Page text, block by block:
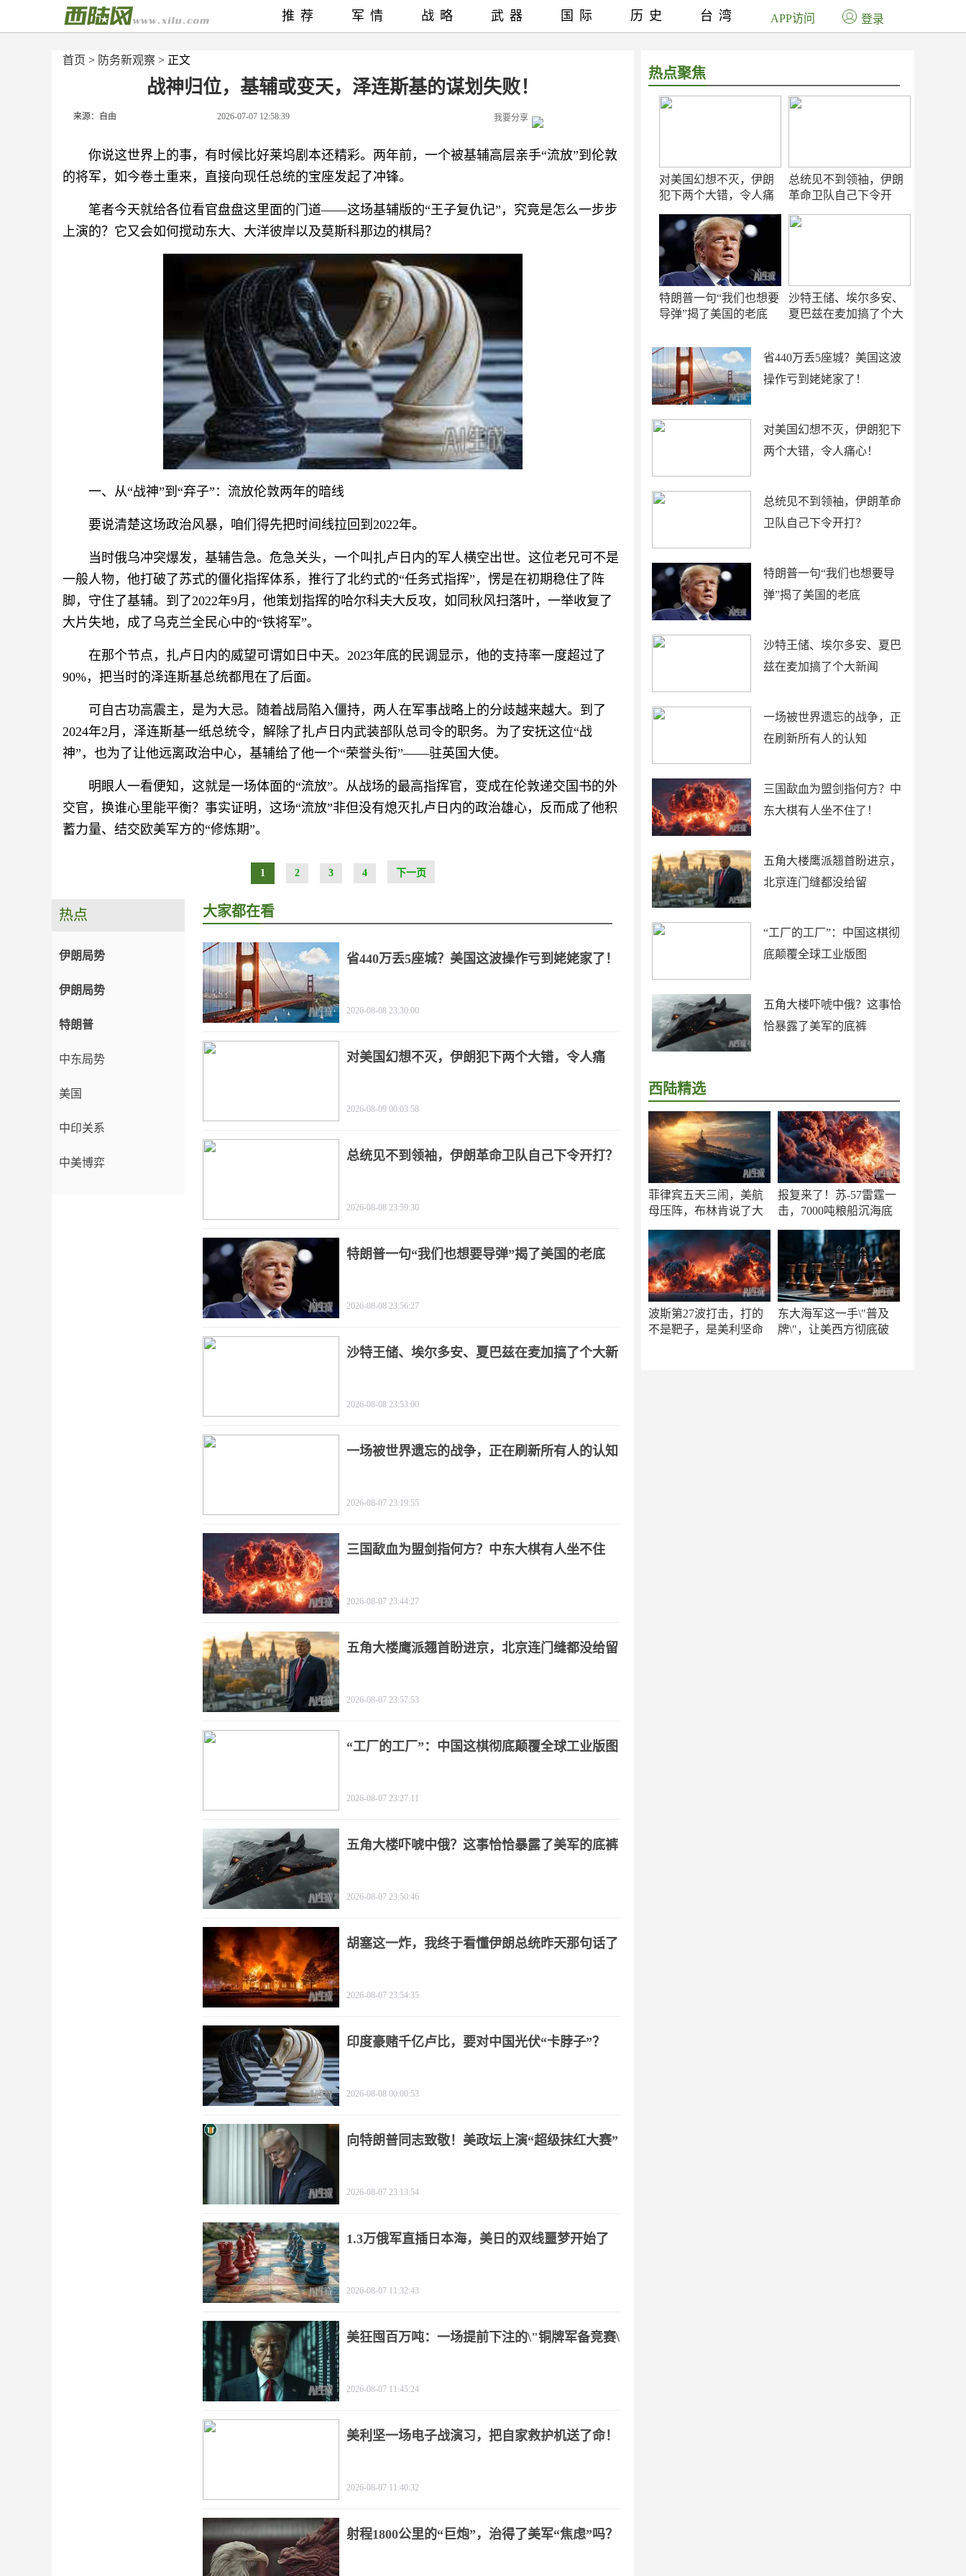
首页 > 防务新观察 > 正文
战神归位，基辅或变天，泽连斯基的谋划失败！
来源：自由 2026-07-07 12:58:39 我要分享
你说这世界上的事，有时候比好莱坞剧本还精彩。两年前，一个被基辅高层亲手“流放”到伦敦
的将军，如今卷土重来，直接向现任总统的宝座发起了冲锋。
笔者今天就给各位看官盘盘这里面的门道——这场基辅版的“王子复仇记”，究竟是怎么一步步
上演的？它又会如何搅动东大、大洋彼岸以及莫斯科那边的棋局？
一、从“战神”到“弃子”：流放伦敦两年的暗线
要说清楚这场政治风暴，咱们得先把时间线拉回到2022年。
当时俄乌冲突爆发，基辅告急。危急关头，一个叫扎卢日内的军人横空出世。这位老兄可不是
一般人物，他打破了苏式的僵化指挥体系，推行了北约式的“任务式指挥”，愣是在初期稳住了阵
脚，守住了基辅。到了2022年9月，他策划指挥的哈尔科夫大反攻，如同秋风扫落叶，一举收复了
大片失地，成了乌克兰全民心中的“铁将军”。
在那个节点，扎卢日内的威望可谓如日中天。2023年底的民调显示，他的支持率一度超过了
90%，把当时的泽连斯基总统都甩在了后面。
可自古功高震主，是为大忌。随着战局陷入僵持，两人在军事战略上的分歧越来越大。到了
2024年2月，泽连斯基一纸总统令，解除了扎卢日内武装部队总司令的职务。为了安抚这位“战
神”，也为了让他远离政治中心，基辅给了他一个“荣誉头衔”——驻英国大使。
明眼人一看便知，这就是一场体面的“流放”。从战场的最高指挥官，变成在伦敦递交国书的外
交官，换谁心里能平衡？事实证明，这场“流放”非但没有熄灭扎卢日内的政治雄心，反而成了他积
蓄力量、结交欧美军方的“修炼期”。
1 2 3 4 下一页
热点聚焦
对美国幻想不灭，伊朗
犯下两个大错，令人痛
总统见不到领袖，伊朗
革命卫队自己下令开
特朗普一句“我们也想要
导弹”揭了美国的老底
沙特王储、埃尔多安、
夏巴兹在麦加搞了个大
省440万丢5座城？美国这波
操作亏到姥姥家了！
对美国幻想不灭，伊朗犯下
两个大错，令人痛心！
总统见不到领袖，伊朗革命
卫队自己下令开打？
特朗普一句“我们也想要导
弹”揭了美国的老底
沙特王储、埃尔多安、夏巴
兹在麦加搞了个大新闻
一场被世界遗忘的战争，正
在刷新所有人的认知
三国歃血为盟剑指何方？中
东大棋有人坐不住了！
五角大楼鹰派翘首盼进京，
北京连门缝都没给留
“工厂的工厂”：中国这棋彻
底颠覆全球工业版图
五角大楼吓唬中俄？这事恰
恰暴露了美军的底裤
西陆精选
菲律宾五天三闹，美航
母压阵，布林肯说了大
报复来了！苏-57雷霆一
击，7000吨粮船沉海底
波斯第27波打击，打的
不是靶子，是美利坚命
东大海军这一手\"普及
牌\"，让美西方彻底破
推荐 军情 战略 武器 国际 历史 台湾 APP访问 登录
热点
伊朗局势
伊朗局势
特朗普
中东局势
美国
中印关系
中美博弈
大家都在看
省440万丢5座城？美国这波操作亏到姥姥家了！
2026-08-08 23:30:00
对美国幻想不灭，伊朗犯下两个大错，令人痛
2026-08-09 00:03:58
总统见不到领袖，伊朗革命卫队自己下令开打？
2026-08-08 23:59:30
特朗普一句“我们也想要导弹”揭了美国的老底
2026-08-08 23:56:27
沙特王储、埃尔多安、夏巴兹在麦加搞了个大新
2026-08-08 23:53:00
一场被世界遗忘的战争，正在刷新所有人的认知
2026-08-07 23:19:55
三国歃血为盟剑指何方？中东大棋有人坐不住
2026-08-07 23:44:27
五角大楼鹰派翘首盼进京，北京连门缝都没给留
2026-08-07 23:57:53
“工厂的工厂”：中国这棋彻底颠覆全球工业版图
2026-08-07 23:27:11
五角大楼吓唬中俄？这事恰恰暴露了美军的底裤
2026-08-07 23:50:46
胡塞这一炸，我终于看懂伊朗总统昨天那句话了
2026-08-07 23:54:35
印度豪赌千亿卢比，要对中国光伏“卡脖子”？
2026-08-08 00:00:53
向特朗普同志致敬！美政坛上演“超级抹红大赛”
2026-08-07 23:13:54
1.3万俄军直插日本海，美日的双线噩梦开始了
2026-08-07 11:32:43
美狂囤百万吨：一场提前下注的\"铜牌军备竞赛\"
2026-08-07 11:45:24
美利坚一场电子战演习，把自家救护机送了命！
2026-08-07 11:40:32
射程1800公里的“巨炮”，治得了美军“焦虑”吗？